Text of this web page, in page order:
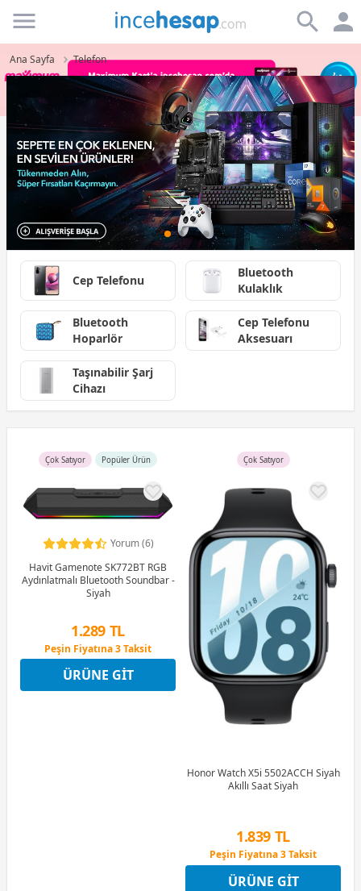
Incehesap
Ana Sayfa Telefon
Cep Telefonu
Bluetooth
Kulaklık
Bluetooth
Hoparlör
Cep Telefonu
Aksesuarı
Taşınabilir Şarj
Cihazı
Çok Satıyor Popüler Ürün
Yorum (6)
Havit Gamenote SK772BT RGB
Aydınlatmalı Bluetooth Soundbar -
Siyah
1.289 TL
Peşin Fiyatına 3 Taksit
4 Ay x 358 TL taksitle
Peşin Fiyatına 3 Taksit
ÜRÜNE GIT
Çok Satıyor
Honor Watch X5i 5502ACCH Siyah
Akıllı Saat Siyah
1.839 TL
Peşin Fiyatına 3 Taksit
9 Ay x 255 TL taksitle
Peşin Fiyatına 3 Taksit
ÜRÜNE GIT